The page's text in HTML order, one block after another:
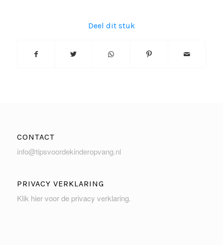
Deel dit stuk
CONTACT
info@tipsvoordekinderopvang.nl
PRIVACY VERKLARING
Klik hier voor de privacy verklaring.